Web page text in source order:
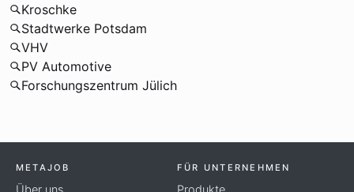
Kroschke
Stadtwerke Potsdam
VHV
PV Automotive
Forschungszentrum Jülich
METAJOB FÜR UNTERNEHMEN